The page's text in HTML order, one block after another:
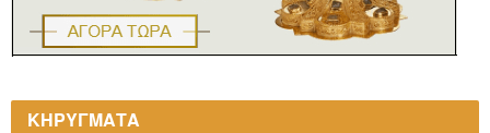
ΚΗΡΥΓΜΑΤΑ